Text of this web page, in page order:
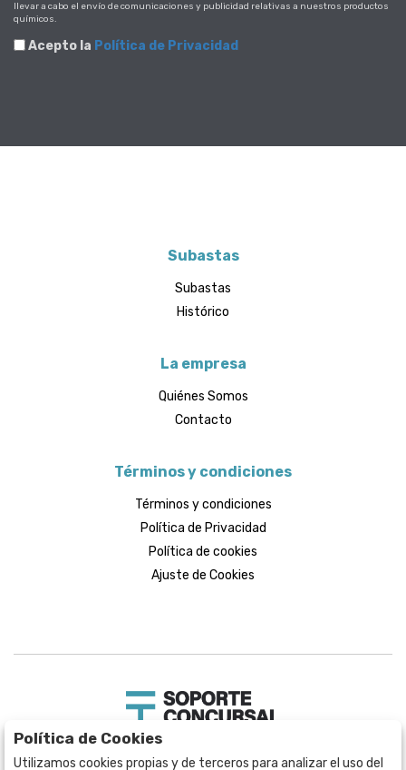
llevar a cabo el envío de comunicaciones y publicidad relativas a nuestros productos
químicos.
Acepto la Política de Privacidad
Subastas
Subastas
Histórico
La empresa
Quiénes Somos
Contacto
Términos y condiciones
Términos y condiciones
Política de Privacidad
Política de cookies
Ajuste de Cookies
Soporte Concursal
Política de Cookies
Utilizamos cookies propias y de terceros para analizar el uso del